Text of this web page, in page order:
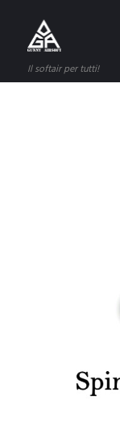
Il softair per tutti!